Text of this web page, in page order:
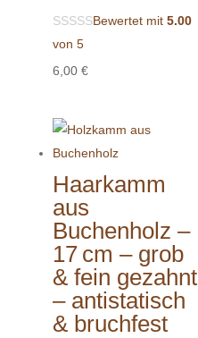
Bewertet mit 5.00
von 5
6,00 €
Haarkamm
aus
Buchenholz –
17 cm – grob
& fein gezahnt
– antistatisch
& bruchfest